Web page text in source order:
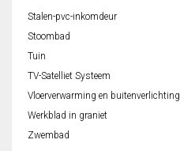
Stalen-pvc-inkomdeur
Stoombad
Tuin
TV-Satelliet Systeem
Vloerverwarming en buitenverlichting
Werkblad in graniet
Zwembad